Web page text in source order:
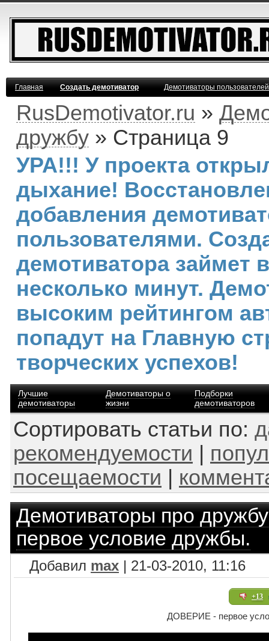
Главная Создать демотиватор Демотиваторы
RusDemotivator.ru »
дружбу » Страница 9
УРА!!! У проекта
дыхание!
добавления
пользователями.
демотиватора займет
несколько минут.
высоким рейтингом
попадут на Главную
творческих успехов!
Лучшие
демотиваторы
Демотиваторы о
жизни
Подборки
демотиваторов
Сортировать статьи по:
рекомендуемости
посещаемости
Демотиваторы про дружбу
первое условие дружбы.
Добавил max | 21-03-2010, 11:16
+13
ДОВЕРИЕ - первое